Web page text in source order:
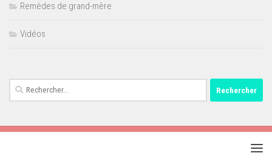
Remèdes de grand-mère
Vidéos
Rechercher :